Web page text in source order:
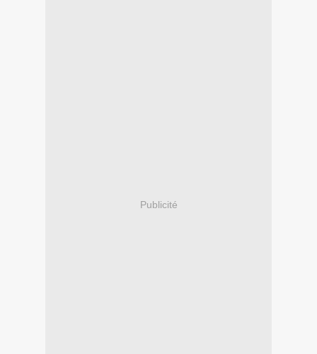
Publicité